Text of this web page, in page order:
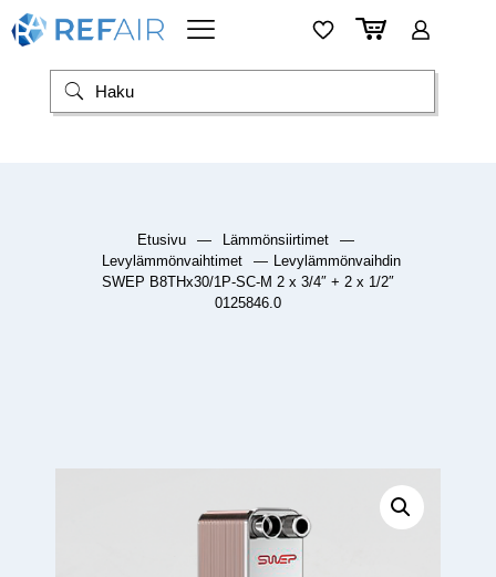
Etusivu — Lämmönsiirtimet
—
Levylämmönvaihtimet
— Levylämmönvaihdin
SWEP B8THx30/1P-SC-M 2 x 3/4″ + 2 x 1/2″
0125846.0